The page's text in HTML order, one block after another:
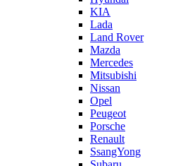
KIA
Lada
Land Rover
Mazda
Mercedes
Mitsubishi
Nissan
Opel
Peugeot
Porsche
Renault
SsangYong